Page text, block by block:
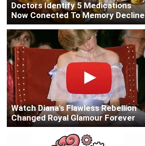
Doctors Identify 5 Medications
Now Conected To Memory Decline
Watch Diana's Flawless Rebellion
Changed Royal Glamour Forever